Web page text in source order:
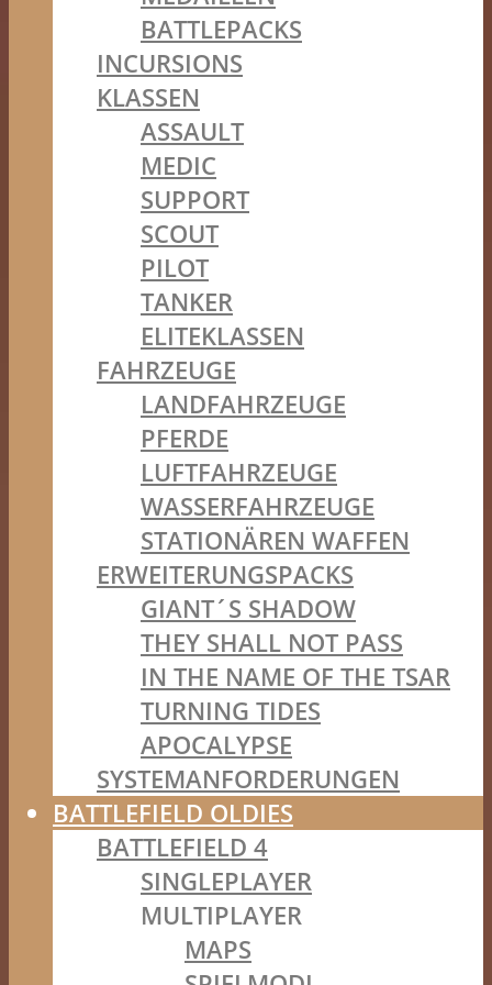
BATTLEPACKS
INCURSIONS
KLASSEN
ASSAULT
MEDIC
SUPPORT
SCOUT
PILOT
TANKER
ELITEKLASSEN
FAHRZEUGE
LANDFAHRZEUGE
PFERDE
LUFTFAHRZEUGE
WASSERFAHRZEUGE
STATIONÄREN WAFFEN
ERWEITERUNGSPACKS
GIANT´S SHADOW
THEY SHALL NOT PASS
IN THE NAME OF THE TSAR
TURNING TIDES
APOCALYPSE
SYSTEMANFORDERUNGEN
BATTLEFIELD OLDIES
BATTLEFIELD 4
SINGLEPLAYER
MULTIPLAYER
MAPS